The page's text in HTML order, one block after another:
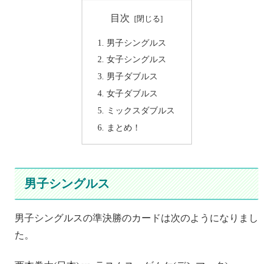
目次
男子シングルス
女子シングルス
男子ダブルス
女子ダブルス
ミックスダブルス
まとめ！
男子シングルス
男子シングルスの準決勝のカードは次のようになりまし
た。